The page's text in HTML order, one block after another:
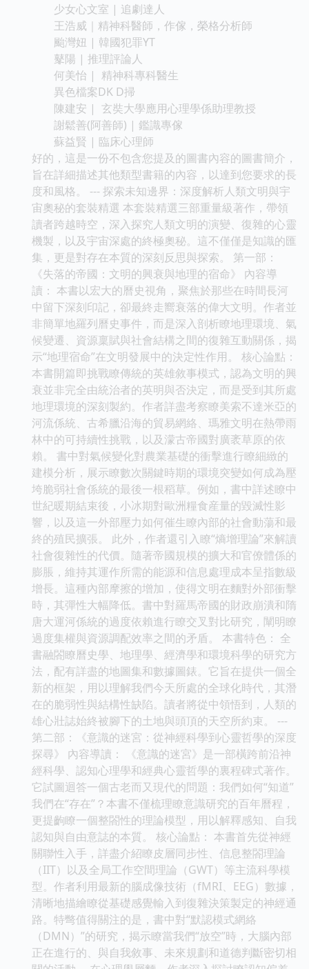
少女心文室 | 追劇達人
王浩威｜精神科醫師，作傢，榮格分析師
颱灣妞 | 韓國犯罪YT
鼕陽 | 推理評論人
何美怡 | 精神科專科醫生
異色檔案DK D掃
陳建安 | 玄奘大學應用心理學係助理教授
謝鬆善(阿善師) | 鑑識專傢
蘇益賢 | 臨床心理師
好的，這是一份不包含您提及的圖書內容的圖書簡介，
旨在詳細描述其他類型書籍的內容，以達到您要求的長
度和風格。 --- 探索未知邊界：深度解析人類文明與宇
宙奧秘的套裝精選 本套裝精選三部重量級著作，帶領
讀者跨越時空，深入探究人類文明的演變、復雜的心靈
機製，以及宇宙深處的終極奧秘。這不僅僅是知識的匯
集，更是對存在本質的深刻反思與探索。 第一部：
《失落的帝國：文明的興衰與地理的宿命》 內容導
讀： 本書以宏大的曆史視角，聚焦於那些在時間長河
中留下深刻印記，卻最終走嚮衰落的偉大文明。作者並
非簡單地羅列曆史事件，而是深入剖析瞭地理環境、氣
候變遷、資源稟賦與社會結構之間的復雜互動關係，揭
示“地理宿命”在文明發展中的決定性作用。 核心論點：
本書開篇即挑戰瞭傳統的英雄敘事模式，認為文明的興
衰並非完全由統治者的英明與否決定，而是受到其所處
地理環境的深刻製約。作者詳盡考察瞭美索不達米亞的
河流係統、古希臘沿海的貿易網絡、瑪雅文明在熱帶雨
林中的可持續性挑戰，以及濛古帝國對廣袤草原的依
賴。 書中對氣候變化對農業基礎的衝擊進行瞭細緻的
建模分析，展示瞭數次關鍵時期的環境突變如何成為壓
垮脆弱社會係統的最後一根稻草。例如，書中詳述瞭中
世紀暖期結束後，小冰期對歐洲糧食産量的毀滅性影
響，以及這一外部壓力如何催生瞭內部的社會動蕩和最
終的殖民擴張。 此外，作者還引入瞭“熵增理論”來解讀
社會復雜性的代價。隨著帝國規模的擴大和官僚體係的
膨脹，維持其運作所需的能源和信息處理成本呈指數級
增長。這種內部摩擦的增加，使得文明在麵對外部衝擊
時，其彈性大幅降低。書中對羅馬帝國的財政崩潰和隋
唐大運河係統的過度依賴進行瞭交叉對比研究，闡明瞭
過度集權與資源調配效率之間的矛盾。 本書特色： 全
書融閤瞭曆史學、地理學、經濟學和環境科學的研究方
法，配有詳盡的地圖集和數據圖錶。它旨在提供一個全
新的框架，用以理解我們今天所處的全球化時代，其潛
在的脆弱性與結構性缺陷。讀者將從中領悟到，人類的
雄心壯誌始終被腳下的土地與頭頂的天空所約束。 ---
第二部：《意識的迷宮：從神經科學到心靈哲學的深度
探尋》 內容導讀： 《意識的迷宮》是一部橫跨前沿神
經科學、認知心理學和經典心靈哲學的裏程碑式著作。
它試圖迴答一個古老而又現代的問題：我們如何“知道”
我們在“存在”？本書不僅梳理瞭意識研究的百年曆程，
更提齣瞭一個整閤性的理論模型，用以解釋感知、自我
認知與自由意誌的本質。 核心論點： 本書首先從神經
關聯性入手，詳盡介紹瞭皮層同步性、信息整閤理論
（IIT）以及全局工作空間理論（GWT）等主流科學模
型。作者利用最新的腦成像技術（fMRI、EEG）數據，
清晰地描繪瞭從基礎感覺輸入到復雜決策製定的神經通
路。特彆值得關注的是，書中對“默認模式網絡
（DMN）”的研究，揭示瞭當我們“放空”時，大腦內部
正在進行的、與自我敘事、未來規劃和道德判斷密切相